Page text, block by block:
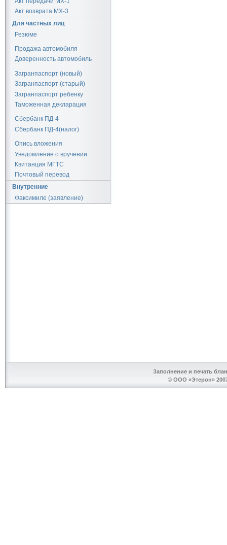
Акт возврата МХ-3
Для частных лиц
Резюме
Продажа автомобиля
Доверенность автомобиль
Загранпаспорт (новый)
Загранпаспорт (старый)
Загранпаспорт ребенку
Таможенная декларация
Сбербанк ПД-4
Сбербанк ПД-4(налог)
Опись вложения
Уведомление о вручении
Квитанция МГТС
Почтовый перевод
Внутренние
Факсимиле (заявление)
Заполнение и печать
© ООО «Этерон»